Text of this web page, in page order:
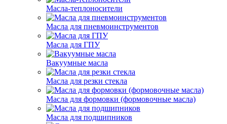
Масла-теплоносители
Масла для пневмоинструментов
Масла для ГПУ
Вакуумные масла
Масла для резки стекла
Масла для формовки (формовочные масла)
Масла для подшипников